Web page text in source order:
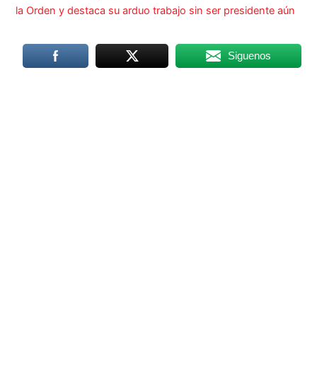
la Orden y destaca su arduo trabajo sin ser presidente aún
Siguenos